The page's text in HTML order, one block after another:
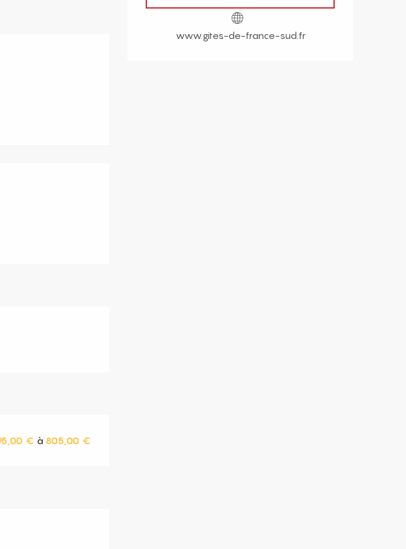
www.gites-de-france-sud.fr
€ à 805,00 €